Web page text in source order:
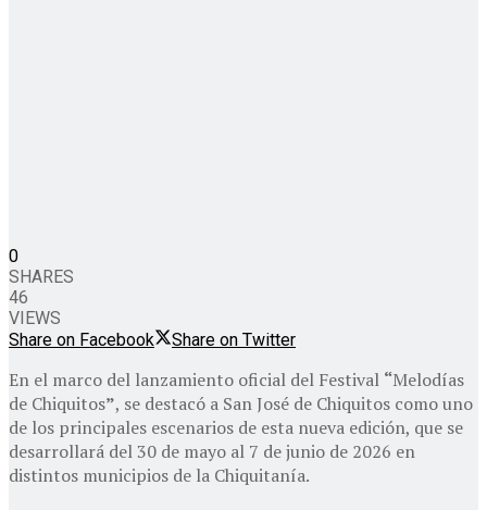
0
SHARES
46
VIEWS
Share on Facebook
Share on Twitter
En el marco del lanzamiento oficial del Festival “Melodías
de Chiquitos”, se destacó a San José de Chiquitos como uno
de los principales escenarios de esta nueva edición, que se
desarrollará del 30 de mayo al 7 de junio de 2026 en
distintos municipios de la Chiquitanía.